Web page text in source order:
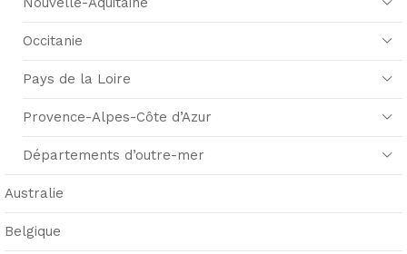
Occitanie
Pays de la Loire
Provence-Alpes-Côte d’Azur
Départements d’outre-mer
Australie
Belgique